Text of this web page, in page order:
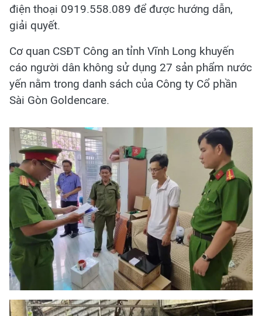
điện thoại 0919.558.089 để được hướng dẫn,
giải quyết.
Cơ quan CSĐT Công an tỉnh Vĩnh Long khuyến
cáo người dân không sử dụng 27 sản phẩm nước
yến nằm trong danh sách của Công ty Cổ phần
Sài Gòn Goldencare.